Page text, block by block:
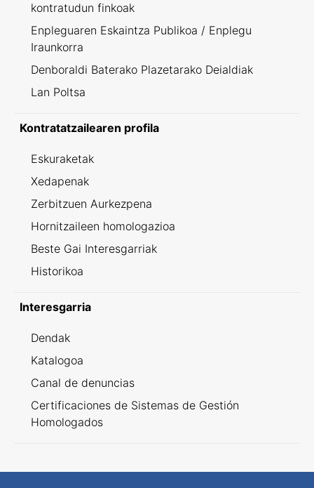
kontratudun finkoak
Enpleguaren Eskaintza Publikoa / Enplegu
Iraunkorra
Denboraldi Baterako Plazetarako Deialdiak
Lan Poltsa
Kontratatzailearen profila
Eskuraketak
Xedapenak
Zerbitzuen Aurkezpena
Hornitzaileen homologazioa
Beste Gai Interesgarriak
Historikoa
Interesgarria
Dendak
Katalogoa
Canal de denuncias
Certificaciones de Sistemas de Gestión
Homologados